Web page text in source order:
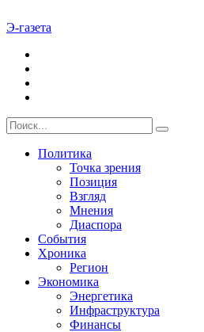
Э-газета
Политика
Точка зрения
Позиция
Взгляд
Мнения
Диаспора
События
Хроника
Регион
Экономика
Энергетика
Инфраструктура
Финансы